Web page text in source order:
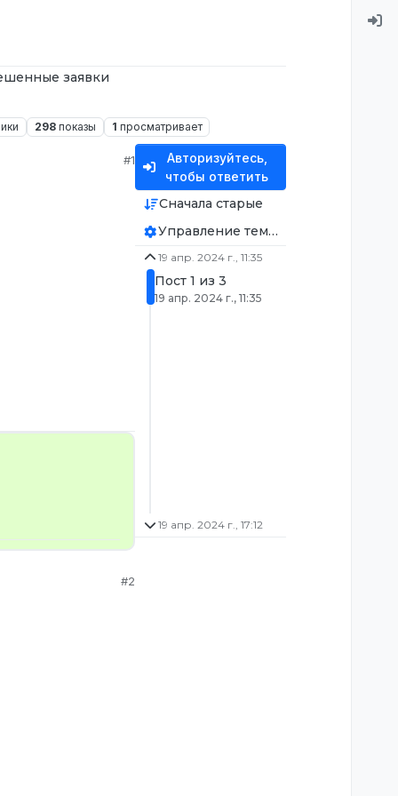
заявки
298 показы 1 просматривает
#1
#2
Авторизуйтесь,
чтобы ответить
Сначала старые
Управление темой
19 апр. 2024 г., 11:35
Пост 1 из 3
19 апр. 2024 г., 11:35
19 апр. 2024 г., 17:12